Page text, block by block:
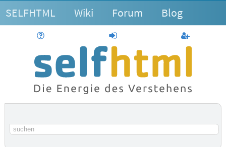
SELFHTML Wiki Forum Blog
anmelden
Suchbegriff